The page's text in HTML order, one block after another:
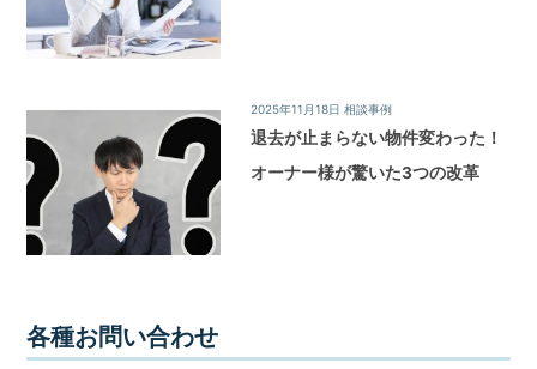
2025年11月18日 相談事例
退去が止まらない物件変わった！
オーナー様が驚いた3つの改革
各種お問い合わせ